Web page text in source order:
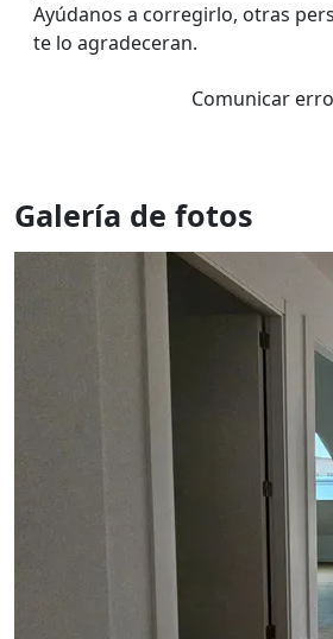
Ayúdanos a corregirlo, otras
te lo agradeceran.
Comunicar
Galería de fotos